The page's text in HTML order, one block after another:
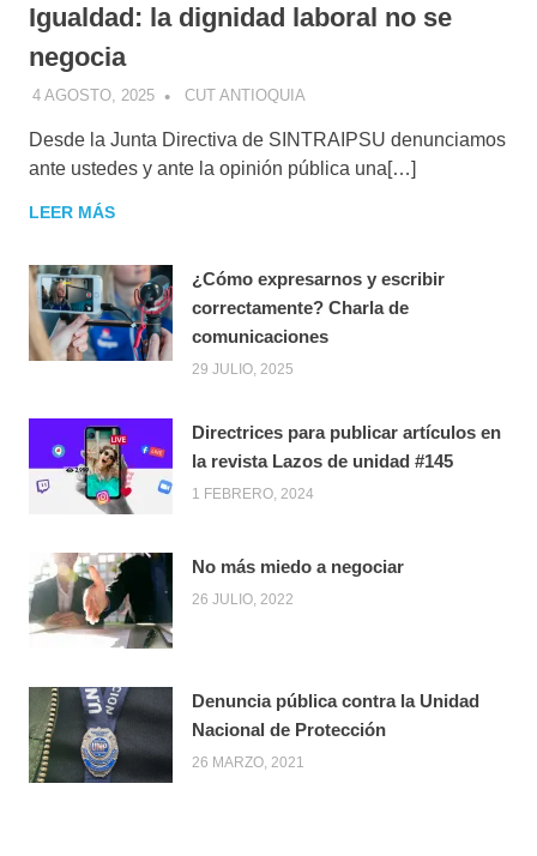
Igualdad: la dignidad laboral no se
negocia
4 AGOSTO, 2025 CUT ANTIOQUIA
Desde la Junta Directiva de SINTRAIPSU denunciamos
ante ustedes y ante la opinión pública una[…]
LEER MÁS
¿Cómo expresarnos y escribir
correctamente? Charla de
comunicaciones
29 JULIO, 2025
Directrices para publicar artículos en
la revista Lazos de unidad #145
1 FEBRERO, 2024
No más miedo a negociar
26 JULIO, 2022
Denuncia pública contra la Unidad
Nacional de Protección
26 MARZO, 2021